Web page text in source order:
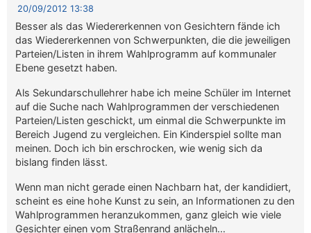
20/09/2012 13:38
Besser als das Wiedererkennen von Gesichtern fände ich
das Wiedererkennen von Schwerpunkten, die die jeweiligen
Parteien/Listen in ihrem Wahlprogramm auf kommunaler
Ebene gesetzt haben.
Als Sekundarschullehrer habe ich meine Schüler im Internet
auf die Suche nach Wahlprogrammen der verschiedenen
Parteien/Listen geschickt, um einmal die Schwerpunkte im
Bereich Jugend zu vergleichen. Ein Kinderspiel sollte man
meinen. Doch ich bin erschrocken, wie wenig sich da
bislang finden lässt.
Wenn man nicht gerade einen Nachbarn hat, der kandidiert,
scheint es eine hohe Kunst zu sein, an Informationen zu den
Wahlprogrammen heranzukommen, ganz gleich wie viele
Gesichter einen vom Straßenrand anlächeln…